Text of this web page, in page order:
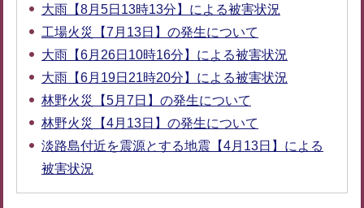
大雨【8月5日13時13分】による被害状況
工場火災【7月13日】の発生について
大雨【6月26日10時16分】による被害状況
大雨【6月19日21時20分】による被害状況
林野火災【5月7日】の発生について
林野火災【4月13日】の発生について
淡路島付近を震源とする地震【4月13日】による
被害状況